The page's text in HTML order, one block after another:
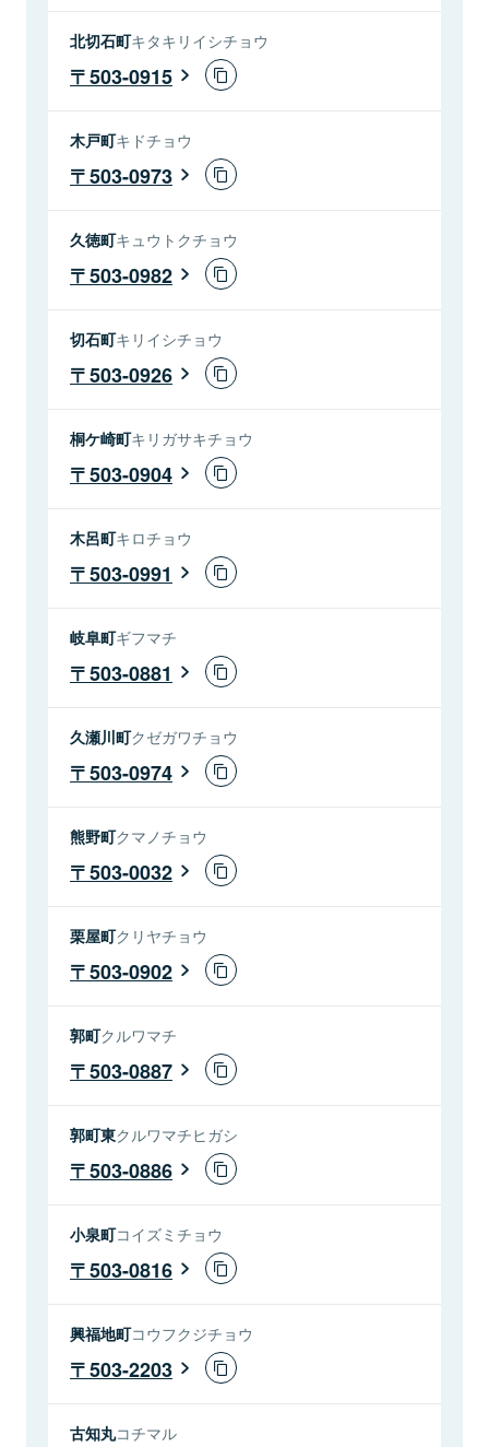
北切石町キタキリイシチョウ
503-0915
木戸町キドチョウ
503-0973
久徳町キュウトクチョウ
503-0982
切石町キリイシチョウ
503-0926
桐ケ崎町キリガサキチョウ
503-0904
木呂町キロチョウ
503-0991
岐阜町ギフマチ
503-0881
久瀬川町クゼガワチョウ
503-0974
熊野町クマノチョウ
503-0032
栗屋町クリヤチョウ
503-0902
郭町クルワマチ
503-0887
郭町東クルワマチヒガシ
503-0886
小泉町コイズミチョウ
503-0816
興福地町コウフクジチョウ
503-2203
古知丸コチマル